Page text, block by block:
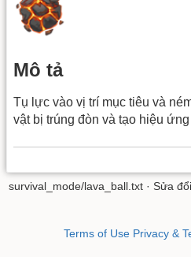
Mô tả
Tụ lực vào vị trí mục tiêu và
vật bị trúng đòn và tạo hiệu
survival_mode/lava_ball.txt · Sửa
Terms of Use Privacy &